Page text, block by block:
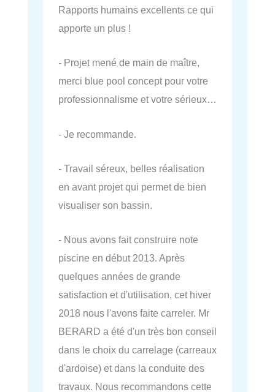
Rapports humains excellents ce qui
apporte un plus !
- Projet mené de main de maître,
merci blue pool concept pour votre
professionnalisme et votre sérieux…
- Je recommande.
- Travail séreux, belles réalisation
en avant projet qui permet de bien
visualiser son bassin.
- Nous avons fait construire note
piscine en début 2013. Après
quelques années de grande
satisfaction et d'utilisation, cet hiver
2018 nous l'avons faite carreler. Mr
BERARD a été d'un très bon conseil
dans le choix du carrelage (carreaux
d'ardoise) et dans la conduite des
travaux. Nous recommandons cette